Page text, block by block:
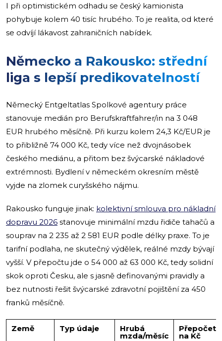
I při optimistickém odhadu se český kamionista
pohybuje kolem 40 tisíc hrubého. To je realita, od které
se odvíjí lákavost zahraničních nabídek.
Německo a Rakousko: střední
liga s lepší predikovatelností
Německý Entgeltatlas Spolkové agentury práce
stanovuje medián pro Berufskraftfahrer/in na 3 048
EUR hrubého měsíčně. Při kurzu kolem 24,3 Kč/EUR je
to přibližně 74 000 Kč, tedy více než dvojnásobek
českého mediánu, a přitom bez švýcarské nákladové
extrémnosti. Bydlení v německém okresním městě
vyjde na zlomek curyšského nájmu.
Rakousko funguje jinak: kolektivní smlouva pro nákladní
dopravu 2026 stanovuje minimální mzdu řidiče tahačů a
souprav na 2 235 až 2 581 EUR podle délky praxe. To je
tarifní podlaha, ne skutečný výdělek, reálné mzdy bývají
vyšší. V přepočtu jde o 54 000 až 63 000 Kč, tedy solidní
skok oproti Česku, ale s jasně definovanými pravidly a
bez nutnosti řešit švýcarské zdravotní pojištění za 450
franků měsíčně.
Země Typ údaje Hrubá
mzda/měsíc
Přepočet
na Kč